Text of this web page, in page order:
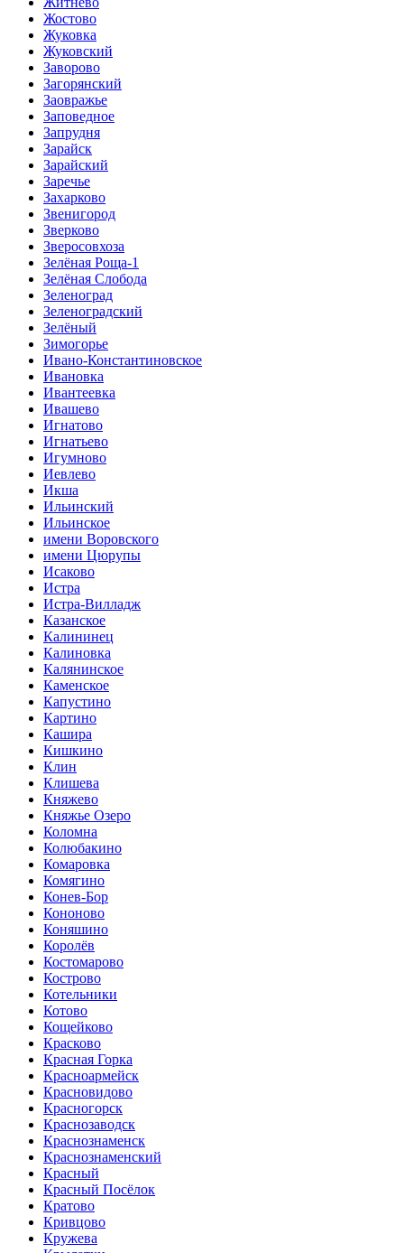
Жостово
Жуковка
Жуковский
Заворово
Загорянский
Заовражье
Заповедное
Запрудня
Зарайск
Зарайский
Заречье
Захарково
Звенигород
Зверково
Зверосовхоза
Зелёная Роща-1
Зелёная Слобода
Зеленоград
Зеленоградский
Зелёный
Зимогорье
Ивано-Константиновское
Ивановка
Ивантеевка
Ивашево
Игнатово
Игнатьево
Игумново
Иевлево
Икша
Ильинский
Ильинское
имени Воровского
имени Цюрупы
Исаково
Истра
Истра-Вилладж
Казанское
Калининец
Калиновка
Калянинское
Каменское
Капустино
Картино
Кашира
Кишкино
Клин
Клишева
Княжево
Княжье Озеро
Коломна
Колюбакино
Комаровка
Комягино
Конев-Бор
Кононово
Коняшино
Королёв
Костомарово
Кострово
Котельники
Котово
Кощейково
Красково
Красная Горка
Красноармейск
Красновидово
Красногорск
Краснозаводск
Краснознаменск
Краснознаменский
Красный
Красный Посёлок
Кратово
Кривцово
Кружева